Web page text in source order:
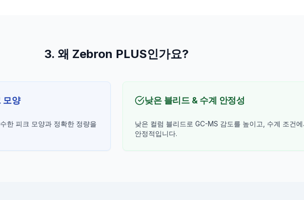
3. 왜 Zebron PLUS인가요?
모양
한 피크 모양과 정확한 정량을
낮은 블리드 & 수계 안정성
낮은 컬럼 블리드로 GC-MS 감도를 높이고, 수계 조건에
안정적입니다.